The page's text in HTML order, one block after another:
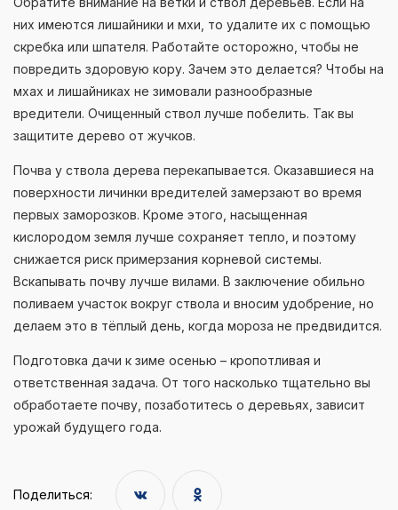
них имеются лишайники и мхи, то удалите их с помощью
скребка или шпателя. Работайте осторожно, чтобы не
повредить здоровую кору. Зачем это делается? Чтобы на
мхах и лишайниках не зимовали разнообразные
вредители. Очищенный ствол лучше побелить. Так вы
защитите дерево от жучков.
Почва у ствола дерева перекапывается. Оказавшиеся на
поверхности личинки вредителей замерзают во время
первых заморозков. Кроме этого, насыщенная
кислородом земля лучше сохраняет тепло, и поэтому
снижается риск примерзания корневой системы.
Вскапывать почву лучше вилами. В заключение обильно
поливаем участок вокруг ствола и вносим удобрение, но
делаем это в тёплый день, когда мороза не предвидится.
Подготовка дачи к зиме осенью – кропотливая и
ответственная задача. От того насколько тщательно вы
обработаете почву, позаботитесь о деревьях, зависит
урожай будущего года.
Поделиться: